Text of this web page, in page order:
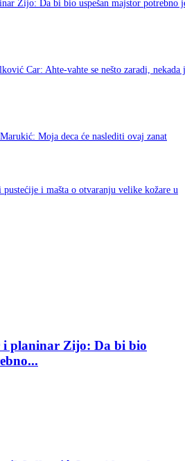
Zijo: Da bi bio uspešan majstor potrebno
Car: Ahte-vahte se nešto zaradi, nekada
Moja deca će naslediti ovaj zanat
i mašta o otvaranju velike kožare u
i planinar Zijo: Da bi bio